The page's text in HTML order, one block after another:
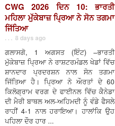
CWG 2026 ਦਿਨ 10: ਭਾਰਤੀ
ਮਹਿਲਾ ਮੁੱਕੇਬਾਜ਼ ਪ੍ਰਿਆ ਨੇ ਸੋਨ ਤਗਮਾ
ਜਿੱਤਿਆ
. . . 8 days ago
ਗਲਾਸਗੋ, 1 ਅਗਸਤ (ਇੰਟ) –ਭਾਰਤੀ
ਮੁੱਕੇਬਾਜ਼ ਪ੍ਰਿਆ ਨੇ ਰਾਸ਼ਟਰਮੰਡਲ ਖੇਡਾਂ ਵਿੱਚ
ਸ਼ਾਨਦਾਰ ਪ੍ਰਦਰਸ਼ਨ ਨਾਲ ਸੋਨ ਤਗਮਾ
ਜਿੱਤਿਆ ਹੈ। ਪ੍ਰਿਆ ਨੇ ਔਰਤਾਂ ਦੇ 60
ਕਿਲੋਗ੍ਰਾਮ ਵਰਗ ਦੇ ਫਾਈਨਲ ਵਿੱਚ ਕੈਨੇਡਾ
ਦੀ ਮੈਰੀ ਬਾਥਲ ਅਲ-ਅਹਿਮਦੀ ਨੂੰ ਵੰਡੇ ਫੈਸਲੇ
ਰਾਹੀਂ 4-1 ਨਾਲ ਹਰਾਇਆ। ਹਾਲਾਂਕਿ ਉਹ
ਪਹਿਲਾ ਦੌਰ ਹਾਰ ...